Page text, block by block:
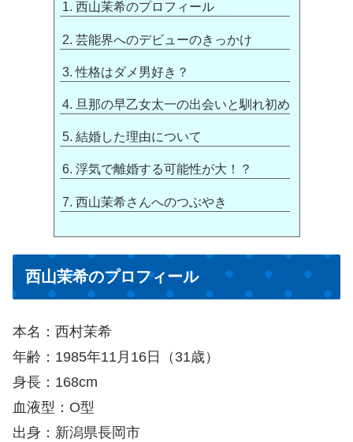
西山茉希のプロフィール
芸能界へのデビューのきっかけ
性格はダメ男好き？
旦那の早乙女太一の出会いと馴れ初め
結婚した理由について
浮気で離婚する可能性が大！？
西山茉希さんへのつぶやき
西山茉希のプロフィール
本名：西村茉希
年齢：1985年11月16日（31歳）
身長：168cm
血液型：O型
出身：新潟県長岡市